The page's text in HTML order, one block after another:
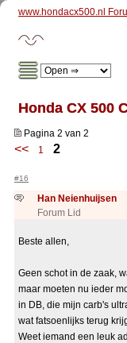
www.hondacx500.nl
Honda CX 500
Pagina 2 van 2
<< 1 2
#16
Han Neienhuijsen
Forum Lid
Beste allen,
Geen schot in de zaak,
maar moeten nu ieder
in DB, die mijn carb's
wat fatsoenlijks terug
Weet iemand een leuk